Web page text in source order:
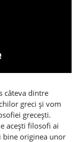
câteva dintre
greci şi vom
greceşti.
aceşti filosofi ai
bine originea unor